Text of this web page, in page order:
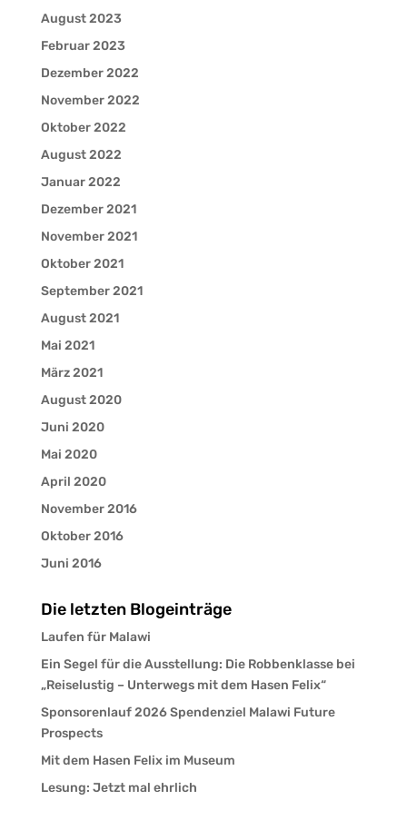
August 2023
Februar 2023
Dezember 2022
November 2022
Oktober 2022
August 2022
Januar 2022
Dezember 2021
November 2021
Oktober 2021
September 2021
August 2021
Mai 2021
März 2021
August 2020
Juni 2020
Mai 2020
April 2020
November 2016
Oktober 2016
Juni 2016
Die letzten Blogeinträge
Laufen für Malawi
Ein Segel für die Ausstellung: Die Robbenklasse bei
„Reiselustig – Unterwegs mit dem Hasen Felix“
Sponsorenlauf 2026 Spendenziel Malawi Future
Prospects
Mit dem Hasen Felix im Museum
Lesung: Jetzt mal ehrlich